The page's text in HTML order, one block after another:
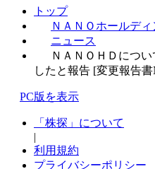
トップ
ＮＡＮＯホールディ
ニュース
ＮＡＮＯＨＤにつ
したと報告 [変更報告書
PC版を表示
「株探」について
|
利用規約
プライバシーポリシー